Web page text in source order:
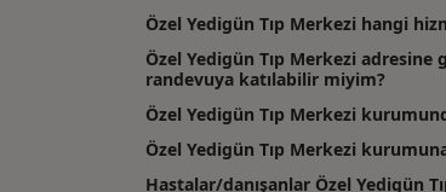
Özel Yedigün Tıp Merkezi hangi
Özel Yedigün Tıp Merkezi
randevuya katılabilir miyim?
Özel Yedigün Tıp Merkezi
Özel Yedigün Tıp Merkezi
Hastalar/danışanlar Özel Yedigün